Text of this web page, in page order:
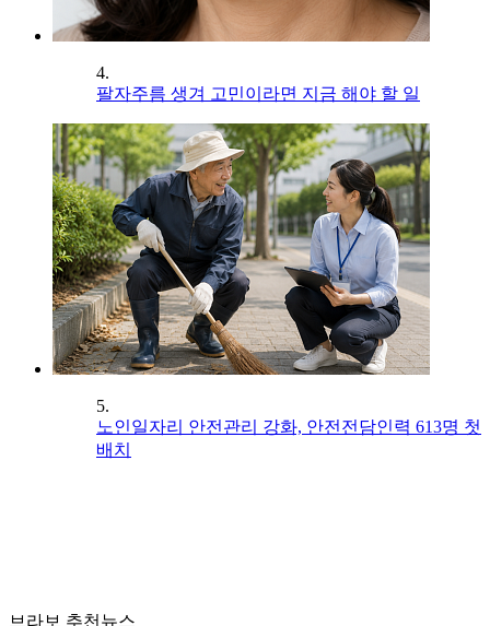
4.
팔자주름 생겨 고민이라면 지금 해야 할 일
5.
노인일자리 안전관리 강화, 안전전담인력 613명 첫
배치
브라보 추천뉴스